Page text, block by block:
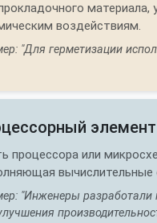
материала,
воздействиям.
"Для герметизации
элемент
процессора или
вычислительные
"Инженеры